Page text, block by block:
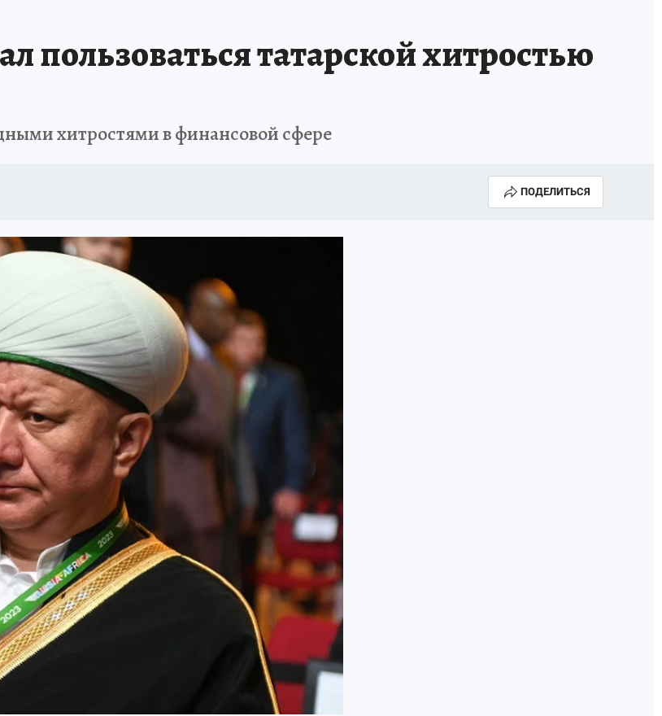
пользоваться татарской хитростью
хитростями в финансовой сфере
ПОДЕЛИТЬСЯ